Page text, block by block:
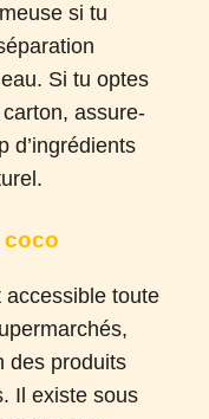
si tu
Si tu optes
assure-
d’ingrédients
coco
accessible toute
des produits
Il existe sous